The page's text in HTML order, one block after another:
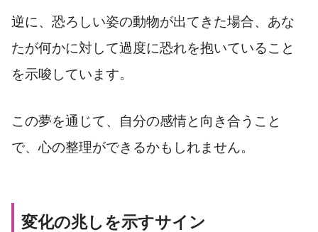
逆に、恐ろしい姿の動物が出てきた場合、あな
たが何かに対して過度に恐れを抱いていること
を示唆しています。
この夢を通じて、自分の感情と向き合うこと
で、心の整理ができるかもしれません。
変化の兆しを示すサイン